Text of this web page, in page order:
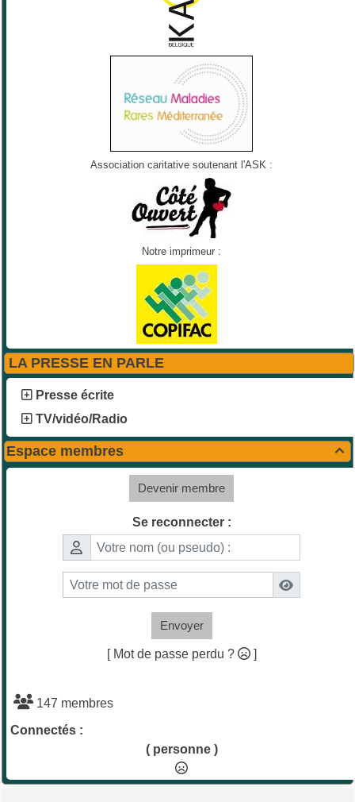
Association caritative soutenant l'ASK :
Notre imprimeur :
LA PRESSE EN PARLE
Presse écrite
TV/vidéo/Radio

Espace membres
Devenir membre
Se reconnecter :
Envoyer
[ Mot de passe perdu ? ]
147 membres
Connectés :
( personne )